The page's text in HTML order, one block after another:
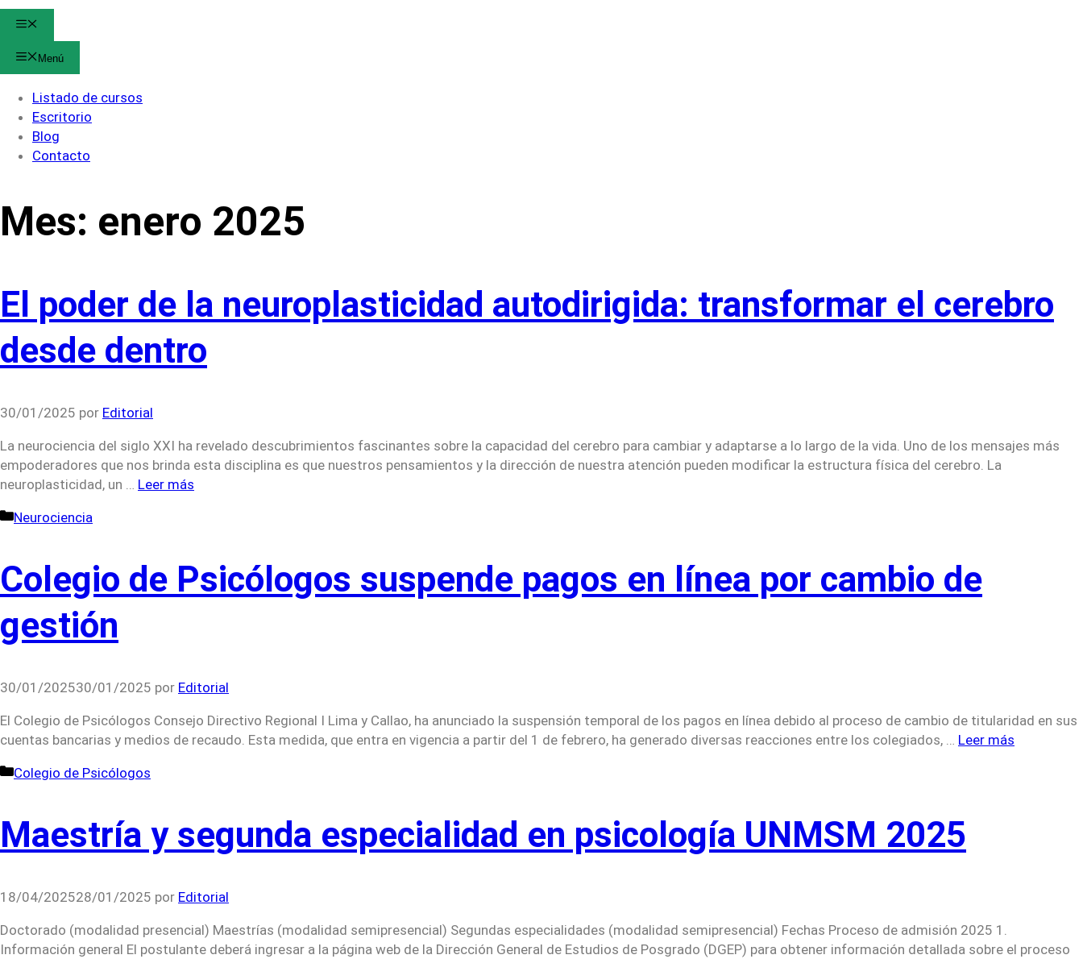
Menú
Listado de cursos
Escritorio
Blog
Contacto
Mes: enero 2025
El poder de la neuroplasticidad autodirigida: transformar el cerebro
desde dentro
30/01/2025 por Editorial
La neurociencia del siglo XXI ha revelado descubrimientos fascinantes sobre la capacidad del cerebro para cambiar y adaptarse a lo largo de la vida. Uno de los mensajes más
empoderadores que nos brinda esta disciplina es que nuestros pensamientos y la dirección de nuestra atención pueden modificar la estructura física del cerebro. La
neuroplasticidad, un … Leer más
Categorías
Neurociencia
Colegio de Psicólogos suspende pagos en línea por cambio de
gestión
30/01/202530/01/2025 por Editorial
El Colegio de Psicólogos Consejo Directivo Regional I Lima y Callao, ha anunciado la suspensión temporal de los pagos en línea debido al proceso de cambio de titularidad en sus
cuentas bancarias y medios de recaudo. Esta medida, que entra en vigencia a partir del 1 de febrero, ha generado diversas reacciones entre los colegiados, … Leer más
Categorías
Colegio de Psicólogos
Maestría y segunda especialidad en psicología UNMSM 2025
18/04/202528/01/2025 por Editorial
Doctorado (modalidad presencial) Maestrías (modalidad semipresencial) Segundas especialidades (modalidad semipresencial) Fechas Proceso de admisión 2025 1.
Información general El postulante deberá ingresar a la página web de la Dirección General de Estudios de Posgrado (DGEP) para obtener información detallada sobre el proceso